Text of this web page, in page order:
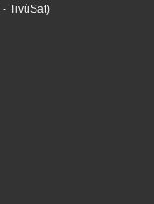
- TivùSat)